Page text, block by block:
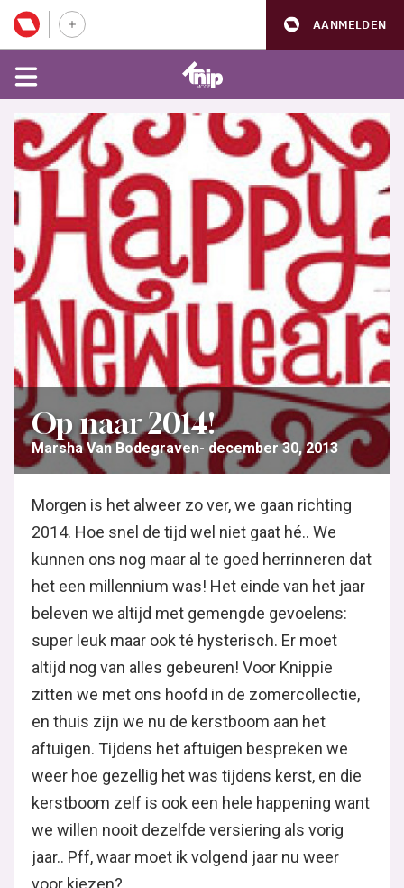
AANMELDEN
Op naar 2014!
Marsha Van Bodegraven december 30, 2013
Morgen is het alweer zo ver, we gaan richting
2014. Hoe snel de tijd wel niet gaat hé.. We
kunnen ons nog maar al te goed herrinneren dat
het een millennium was! Het einde van het jaar
beleven we altijd met gemengde gevoelens:
super leuk maar ook té hysterisch. Er moet
altijd nog van alles gebeuren! Voor Knippie
zitten we met ons hoofd in de zomercollectie,
en thuis zijn we nu de kerstboom aan het
aftuigen. Tijdens het aftuigen bespreken we
weer hoe gezellig het was tijdens kerst, en die
kerstboom zelf is ook een hele happening want
we willen nooit dezelfde versiering als vorig
jaar.. Pff, waar moet ik volgend jaar nu weer
voor kiezen?